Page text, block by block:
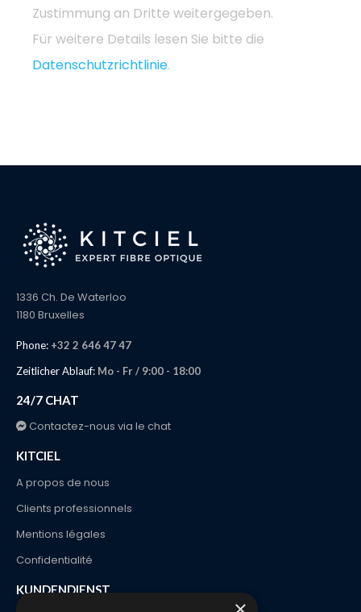
Zustimmung an Dritte weitergegeben.
Für weitere Details lesen Sie bitte die
Datenschutzrichtlinie.
1336 Ch. De Waterloo
1180 Bruxelles
Phone: +32 2 646 47 47
Zeitlicher Ablauf: Mo - Fr / 9:00 - 18:00
24/7 CHAT
Contactez-nous via le chat
KITCIEL
A propos de nous
Clients professionnels
Mentions légales
Confidentialité
KUNDENDIENST